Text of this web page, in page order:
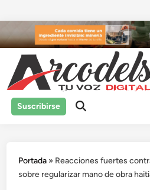
al
contenido
Suscribirse
Portada » Reacciones fuertes
sobre regularizar mano de obra